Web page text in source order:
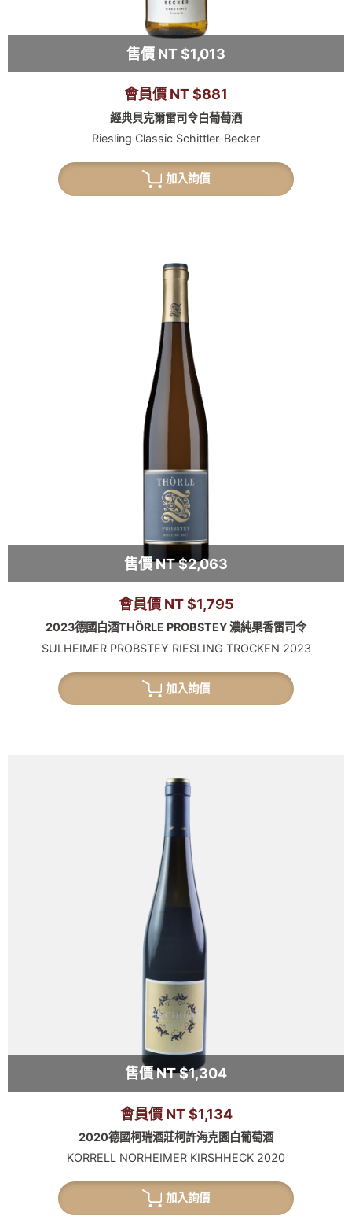
售價 NT $1,013
會員價 NT $881
經典貝克爾雷司令白葡萄酒
Riesling Classic Schittler-Becker
加入詢價
售價 NT $2,063
會員價 NT $1,795
2023德國白酒THÖRLE PROBSTEY 濃純果香雷司令
SULHEIMER PROBSTEY RIESLING TROCKEN 2023
加入詢價
售價 NT $1,304
會員價 NT $1,134
2020德國柯瑞酒莊柯許海克園白葡萄酒
KORRELL NORHEIMER KIRSHHECK 2020
加入詢價